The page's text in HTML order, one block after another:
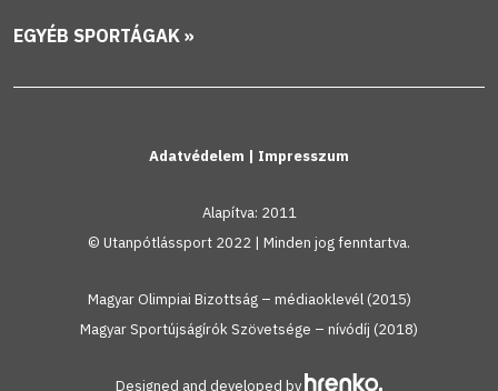
EGYÉB SPORTÁGAK »
Adatvédelem | Impresszum
Alapítva: 2011
© Utanpótlássport 2022 | Minden jog fenntartva.
Magyar Olimpiai Bizottság – médiaoklevél (2015)
Magyar Sportújságírók Szövetsége – nívódíj (2018)
Designed and developed by